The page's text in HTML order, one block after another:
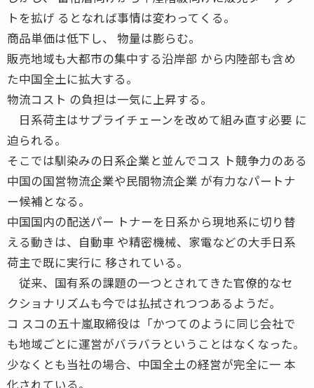
トを拡げ るとなれば事情は変わってくる。
商品単価は低下し、 物量は膨らむ。
販売地域も大都市の集中する沿岸部 から内陸部も含め
た中国全土に拡大する。
物流コスト の負担は一気に上昇する。
日系荷主はサプライチェーンを改めて組み直す必要 に
迫られる。
そこでは馴染みの日系企業と並んでコス ト競争力のある
中国の国営物流企業や民間物流企業 が有力なパートナ
ー候補となる。
中国国内の配送パー トナーを日系から現地系に切り替
える動きは、自動車 や精密機械、家電などの大手日系
荷主で既に実行に 移されている。
従来、国有系の課題の一つとされてきた官僚的なセ
クショナリズムも今では払拭されつつあるようだ。
コ スコの五十嵐取締役は「かつてのように同じ会社で
も地域ごとに運営がバラバラということはなくなった。
少なくとも当社の場合、中国全土の経営が完全に一 本
化されている。